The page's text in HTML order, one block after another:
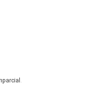
.